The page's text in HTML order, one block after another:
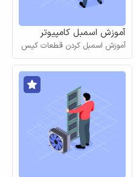
آموزش اسمبل کامپیوتر
بخش اول
آموزش اسمبل کردن قطعات کیس
کامپیوتر